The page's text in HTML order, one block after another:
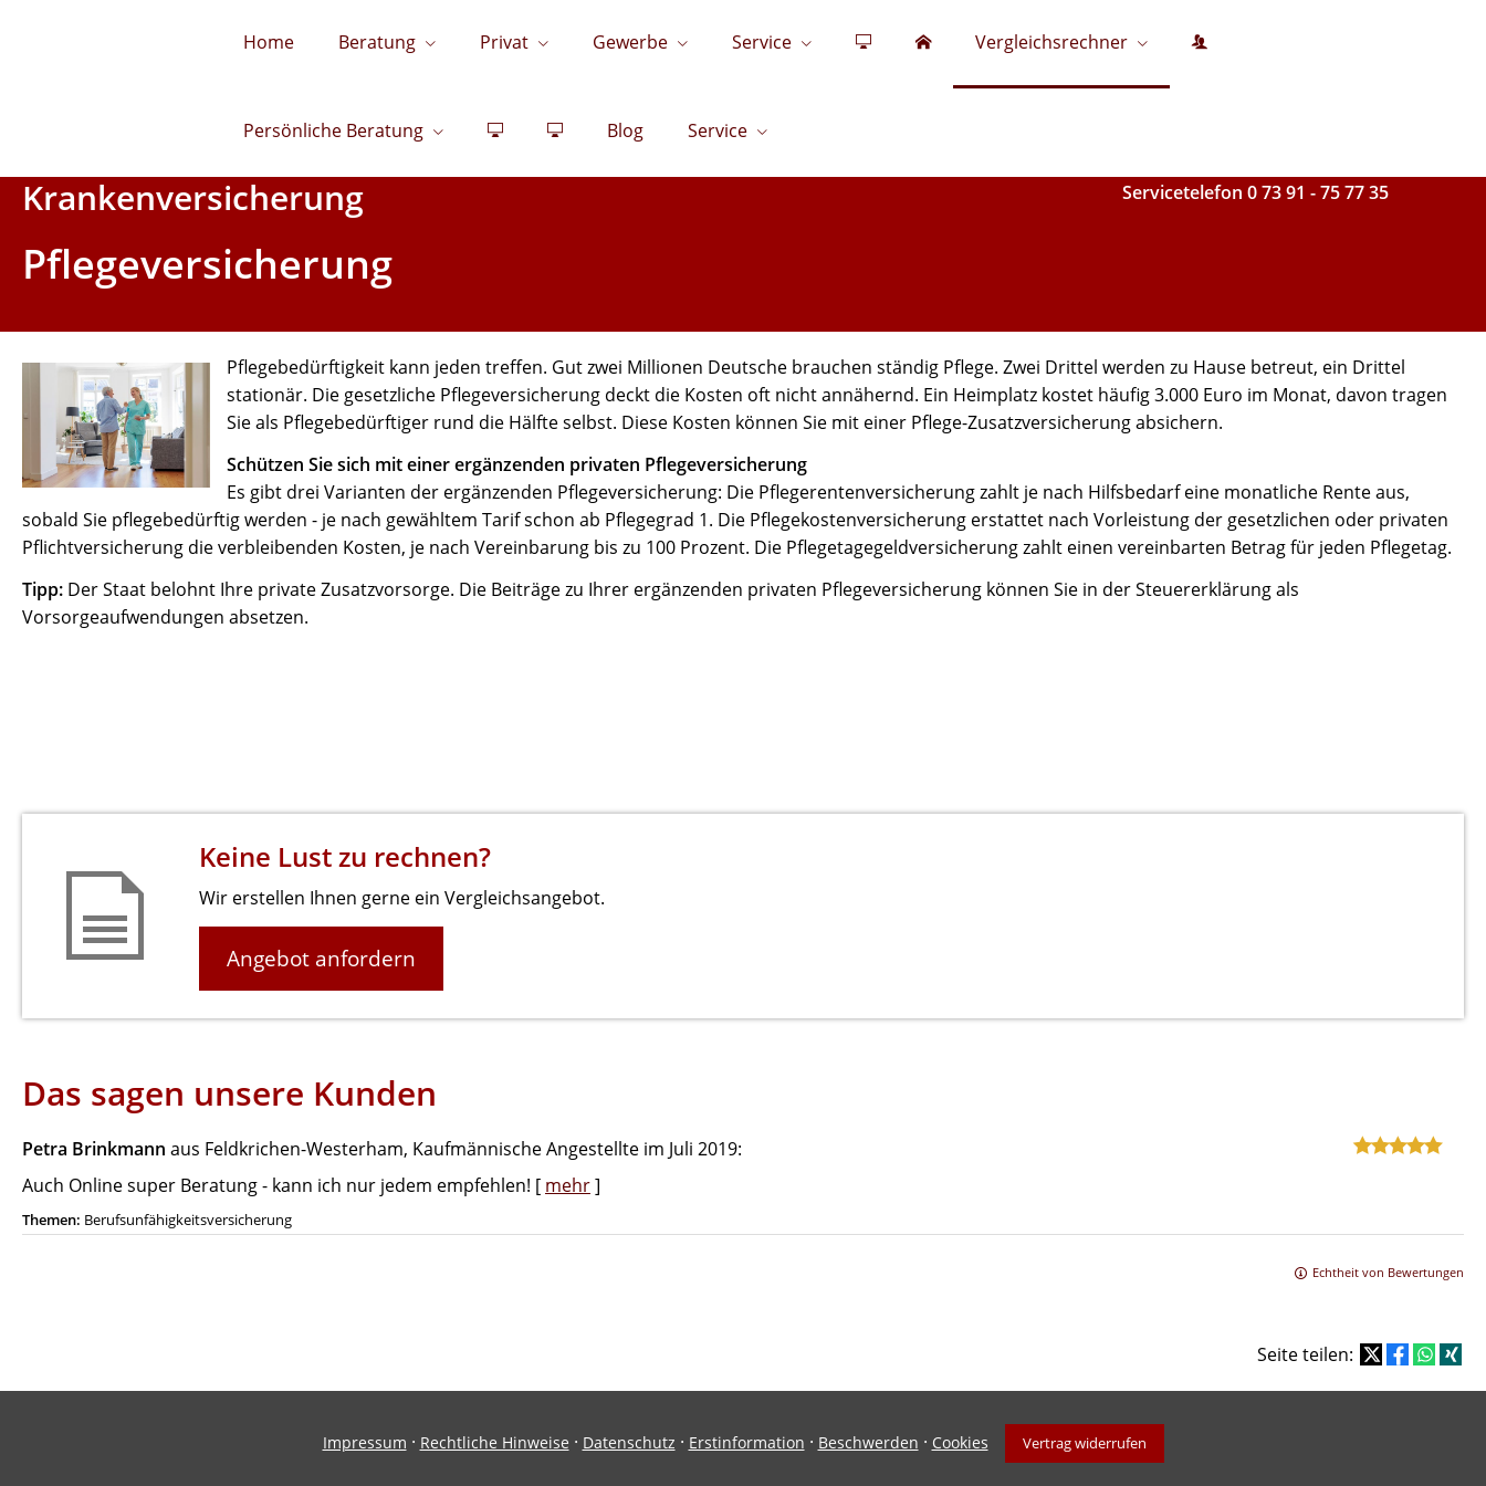
Home Beratung Privat Gewerbe Service Vergleichsrechner
Persönliche Beratung Blog Service
Servicetelefon 0 73 91 - 75 77 35
Krankenversicherung
Pflegeversicherung
Pflegebedürftigkeit kann jeden treffen. Gut zwei Millionen Deutsche brauchen ständig Pflege. Zwei Drittel werden zu Hause betreut, ein Drittel
stationär. Die gesetzliche Pflegeversicherung deckt die Kosten oft nicht annähernd. Ein Heimplatz kostet häufig 3.000 Euro im Monat, davon tragen
Sie als Pflegebedürftiger rund die Hälfte selbst. Diese Kosten können Sie mit einer Pflege-Zusatzversicherung absichern.
Schützen Sie sich mit einer ergänzenden privaten Pflegeversicherung
Es gibt drei Varianten der ergänzenden Pflegeversicherung: Die Pflegerentenversicherung zahlt je nach Hilfsbedarf eine monatliche Rente aus,
sobald Sie pflegebedürftig werden - je nach gewähltem Tarif schon ab Pflegegrad 1. Die Pflegekostenversicherung erstattet nach Vorleistung der gesetzlichen oder privaten
Pflichtversicherung die verbleibenden Kosten, je nach Vereinbarung bis zu 100 Prozent. Die Pflegetagegeldversicherung zahlt einen vereinbarten Betrag für jeden Pflegetag.
Tipp: Der Staat belohnt Ihre private Zusatzvorsorge. Die Beiträge zu Ihrer ergänzenden privaten Pflegeversicherung können Sie in der Steuererklärung als
Vorsorgeaufwendungen absetzen.
Keine Lust zu rechnen?
Wir erstellen Ihnen gerne ein Vergleichsangebot.
Angebot anfordern
Das sagen unsere Kunden
Petra Brinkmann aus Feldkrichen-Westerham, Kaufmännische Angestellte im Juli 2019:
Auch Online super Beratung - kann ich nur jedem empfehlen! [ mehr]
Themen: Berufsunfähigkeitsversicherung
Echtheit von Bewertungen
Seite teilen:
Impressum · Rechtliche Hinweise · Datenschutz · Erstinformation · Beschwerden · Cookies Vertrag widerrufen